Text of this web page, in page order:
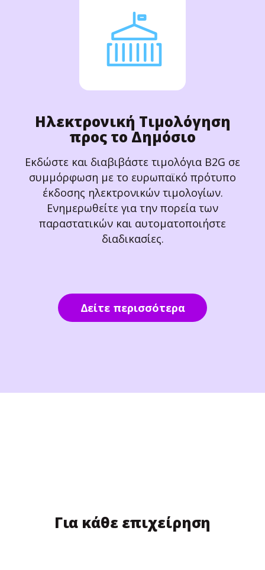
Ηλεκτρονική Τιμολόγηση
προς το Δημόσιο
Εκδώστε και διαβιβάστε τιμολόγια B2G σε
συμμόρφωση με το ευρωπαϊκό πρότυπο
έκδοσης ηλεκτρονικών τιμολογίων.
Ενημερωθείτε για την πορεία των
παραστατικών και αυτοματοποιήστε
διαδικασίες.
Δείτε περισσότερα
Για κάθε επιχείρηση